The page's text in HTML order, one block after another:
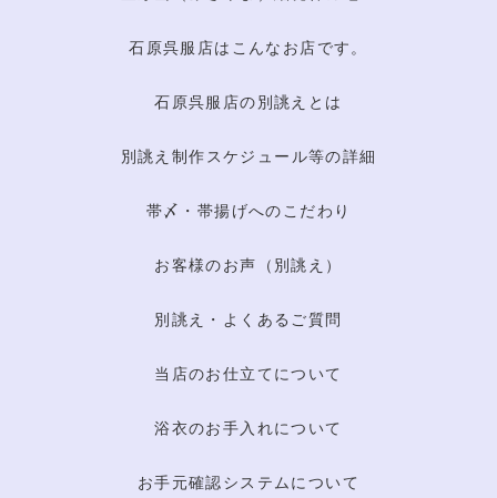
石原呉服店はこんなお店です。
石原呉服店の別誂えとは
別誂え制作スケジュール等の詳細
帯〆・帯揚げへのこだわり
お客様のお声（別誂え）
別誂え・よくあるご質問
当店のお仕立てについて
浴衣のお手入れについて
お手元確認システムについて